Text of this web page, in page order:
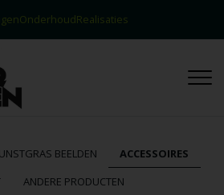
OnderhoudRealisaties
BEELDEN
ACCESSOIRES
ANDERE PRODUCTEN